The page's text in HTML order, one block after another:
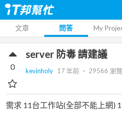
文章 問答 My
server 防毒 請建議
kevinholy 17 年前 ‧ 29566 瀏覽
0
需求 11台工作站(全部不能上網)